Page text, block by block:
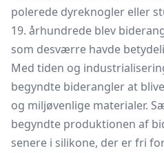
polerede dyreknogler eller
19. århundrede blev
som desværre havde
Med tiden og
begyndte biderangler at
og miljøvenlige materialer.
begyndte produktionen af
senere i silikone, der er fri